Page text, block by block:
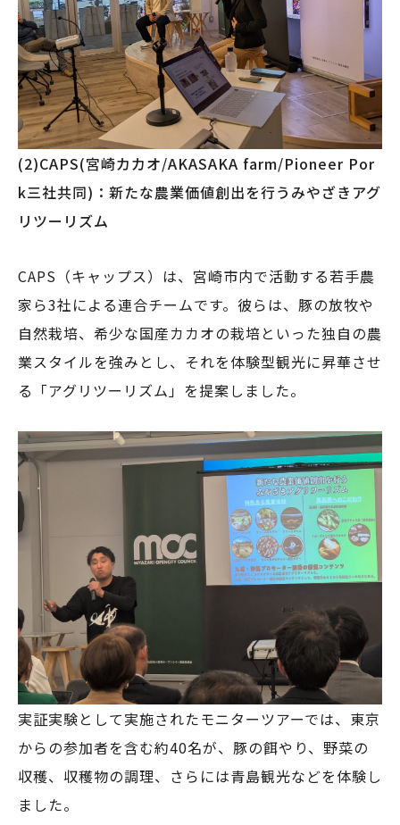
(2)CAPS(宮崎カカオ/AKASAKA farm/Pioneer Por
k三社共同)：新たな農業価値創出を行うみやざきアグ
リツーリズム
CAPS（キャップス）は、宮崎市内で活動する若手農
家ら3社による連合チームです。彼らは、豚の放牧や
自然栽培、希少な国産カカオの栽培といった独自の農
業スタイルを強みとし、それを体験型観光に昇華させ
る「アグリツーリズム」を提案しました。
実証実験として実施されたモニターツアーでは、東京
からの参加者を含む約40名が、豚の餌やり、野菜の
収穫、収穫物の調理、さらには青島観光などを体験し
ました。